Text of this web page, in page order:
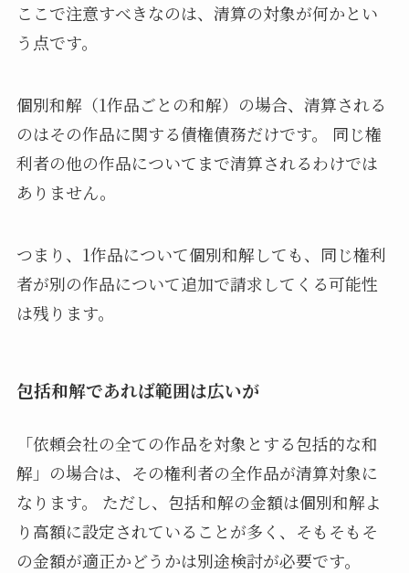
ここで注意すべきなのは、清算の対象が何かとい
う点です。
個別和解（1作品ごとの和解）の場合、清算される
のはその作品に関する債権債務だけです。 同じ権
利者の他の作品についてまで清算されるわけでは
ありません。
つまり、1作品について個別和解しても、同じ権利
者が別の作品について追加で請求してくる可能性
は残ります。
包括和解であれば範囲は広いが
「依頼会社の全ての作品を対象とする包括的な和
解」の場合は、その権利者の全作品が清算対象に
なります。 ただし、包括和解の金額は個別和解よ
り高額に設定されていることが多く、そもそもそ
の金額が適正かどうかは別途検討が必要です。